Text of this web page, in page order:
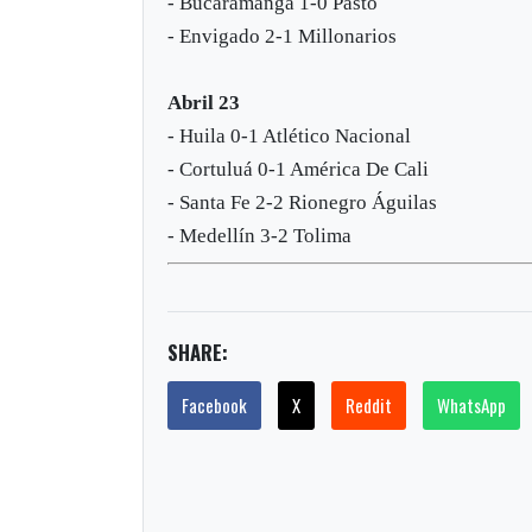
- Envigado 2-1 Millonarios
Abril 23
- Huila 0-1 Atlético Nacional
- Cortuluá 0-1 América De Cali
- Santa Fe 2-2 Rionegro Águilas
- Medellín 3-2 Tolima
SHARE:
Facebook X Reddit WhatsApp